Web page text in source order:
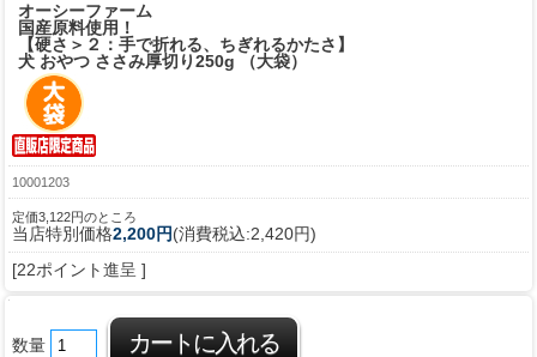
オーシーファーム
国産原料使用！
【硬さ＞２：手で折れる、ちぎれるかたさ】
犬 おやつ ささみ厚切り250g （大袋）
10001203
定価3,122円のところ
当店特別価格2,200円(消費税込:2,420円)
[22ポイント進呈 ]
数量